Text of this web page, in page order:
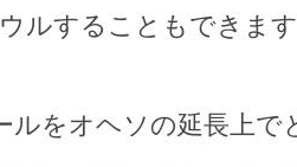
ルすることもできま
をオヘソの延長上で